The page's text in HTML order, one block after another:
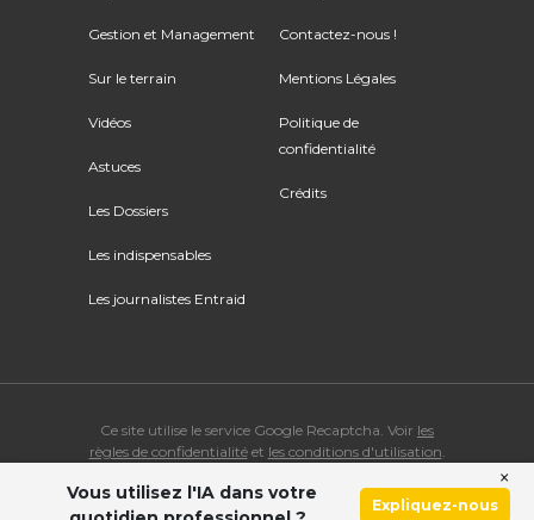
Gestion et Management
Sur le terrain
Vidéos
Astuces
Les Dossiers
Les indispensables
Les journalistes Entraid
Contactez-nous !
Mentions Légales
Politique de
confidentialité
Crédits
Ce site utilise le service Google Recaptcha. Voir les
règles de confidentialitéet les conditions d'utilisation
© Copyright 2026 ENTRAID. Tous droits réservés.
Vous utilisez l'IA dans votre
Expliquez-nous
×